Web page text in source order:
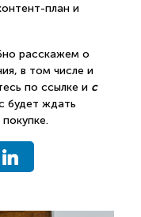
план и
расскажем о
в том числе и
по ссылке и с
будет ждать